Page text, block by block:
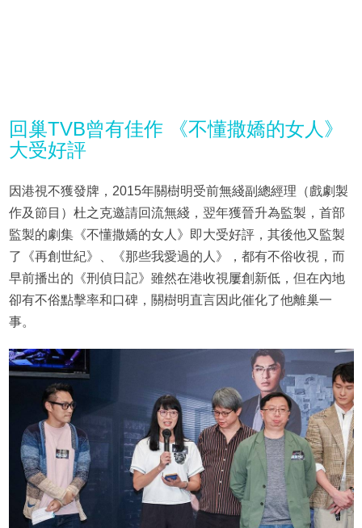
回巢TVB曾有佳作 《不懂撒嬌的女人》
大受好評
因港視不獲發牌，2015年關樹明受前無綫副總經理（戲劇製
作及節目）杜之克邀請回流無綫，翌年獲晉升為監製，首部
監製的劇集《不懂撒嬌的女人》即大受好評，其後他又監製
了《再創世紀》、《那些我愛過的人》，都有不俗收視，而
早前播出的《刑偵日記》雖然在港收視屢創新低，但在內地
卻有不俗點擊率和口碑，關樹明直言因此催化了他離巢一
事。